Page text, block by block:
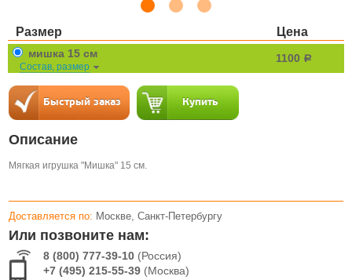
Размер Цена
мишка 15 см
Состав, размер
1100 a
Описание
Мягкая игрушка "Мишка" 15 см.
Доставляется по: Москве, Санкт-Петербургу
Или позвоните нам:
8 (800) 777-39-10 (Россия)
+7 (495) 215-55-39 (Москва)